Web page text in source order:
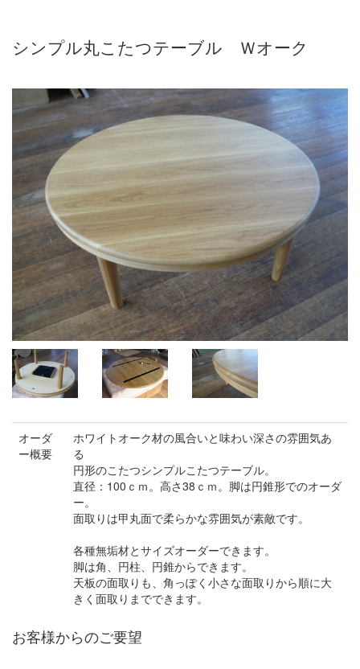
シンプル丸こたつテーブル Ｗオーク
オーダ
ー概要
ホワイトオーク材の風合いと味わい深さの雰囲気あ
る
円形のこたつシンプルこたつテーブル。
直径：100ｃｍ。高さ38ｃｍ。脚は円錐形でのオーダ
ー。
面取りは甲丸面で柔らかな雰囲気が素敵です。
各種無垢材とサイズオーダーできます。
脚は角、円柱、円錐からできます。
天板の面取りも、角っぽく小さな面取りから順に大
きく面取りまでできます。
お客様からのご要望